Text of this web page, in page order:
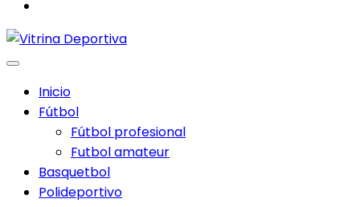
Inicio
Fútbol
Fútbol profesional
Futbol amateur
Basquetbol
Polideportivo